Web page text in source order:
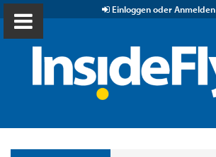
Einloggen oder Anmelden